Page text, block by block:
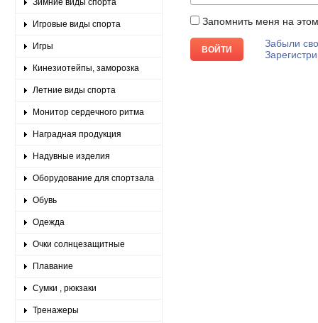
Зимние виды спорта
Игровые виды спорта
Игры
Кинезиотейпы, заморозка
Летние виды спорта
Монитор сердечного ритма
Наградная продукция
Надувные изделия
Оборудование для спортзала
Обувь
Одежда
Очки солнцезащитные
Плавание
Сумки , рюкзаки
Тренажеры
Запомнить меня на
Забыли